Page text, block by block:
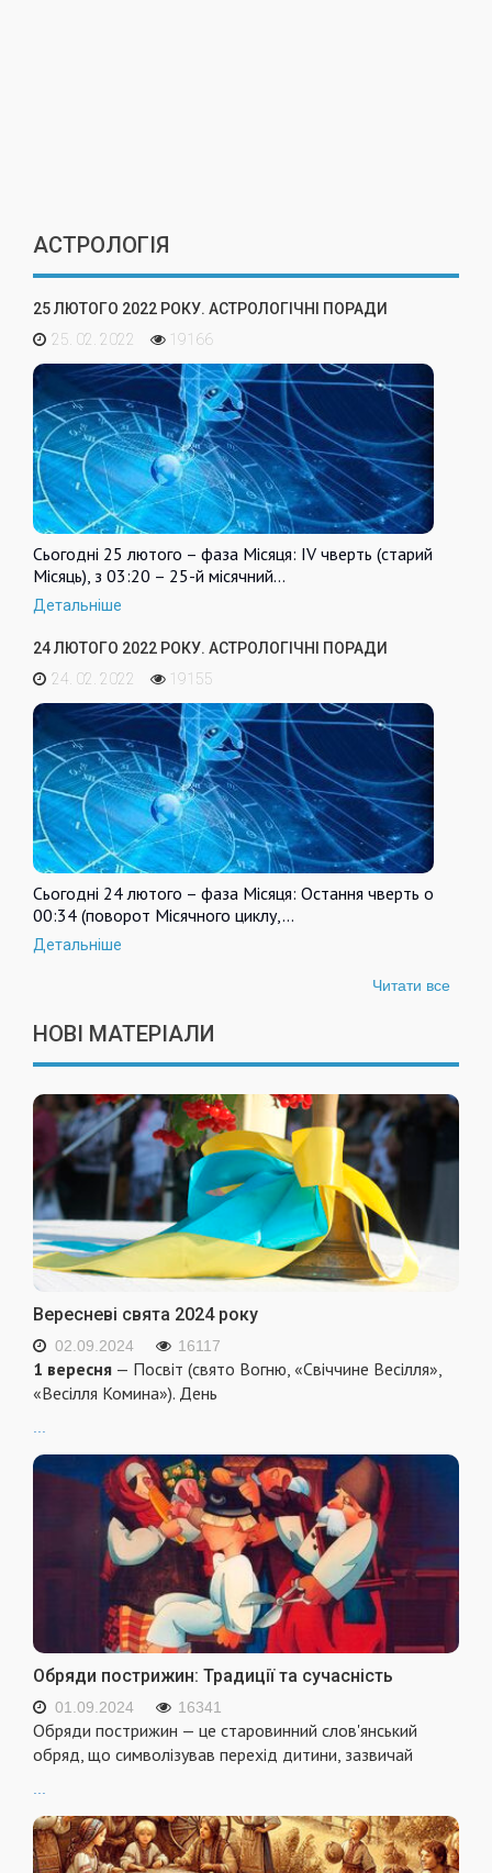
АСТРОЛОГІЯ
25 ЛЮТОГО 2022 РОКУ. АСТРОЛОГІЧНІ ПОРАДИ
25. 02. 2022
19166
Сьогодні 25 лютого – фаза Місяця: IV чверть (старий
Місяць), з 03:20 – 25-й місячний…
Детальніше
24 ЛЮТОГО 2022 РОКУ. АСТРОЛОГІЧНІ ПОРАДИ
24. 02. 2022
19155
Сьогодні 24 лютого – фаза Місяця: Остання чверть о
00:34 (поворот Місячного циклу,…
Детальніше
Читати все
НОВІ МАТЕРІАЛИ
Вересневі свята 2024 року
02.09.2024 16117
1 вересня — Посвіт (свято Вогню, «Свіччине Весілля»,
«Весілля Комина»). День
...
Обряди пострижин: Традиції та сучасність
01.09.2024 16341
Обряди пострижин — це старовинний слов'янський
обряд, що символізував перехід дитини, зазвичай